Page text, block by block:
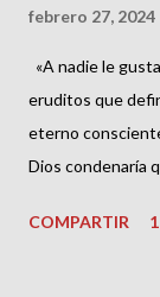
febrero 27, 2024
«A nadie le
eruditos que
eterno
Dios condenaría
creencia en un
COMPARTIR